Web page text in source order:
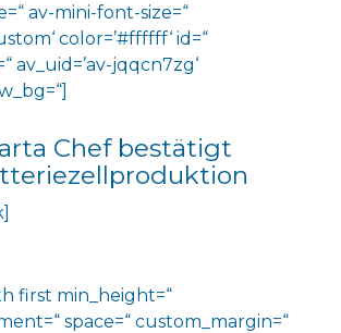
av-mini-font-size=“
color=’#ffffff‘ id=“
av_uid=’av-jqqcn7zg‘
Chef bestätigt
first min_height=“
space=“ custom_margin=“